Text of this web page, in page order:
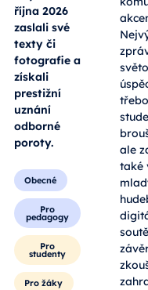
října 2026
zaslali své
texty či
fotografie a
získali
prestižní
uznání
odborné
poroty.
Obecné
Pro
pedagogy
Pro
studenty
Pro žáky
ale
také